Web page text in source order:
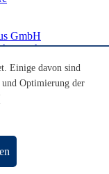
GmbH
Bremen
Universität Bremen
Einige davon sind
und Optimierung der